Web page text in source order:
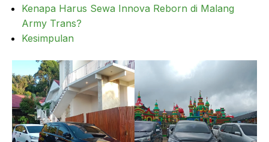
Kenapa Harus Sewa Innova Reborn di Malang
Army Trans?
Kesimpulan